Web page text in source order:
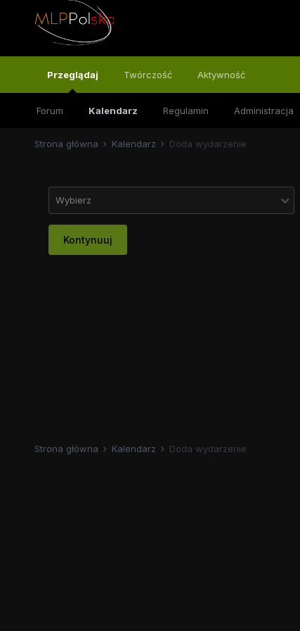
Przeglądaj
Forum Kalendarz Regulamin Administracja
Twórczość Aktywność
Strona główna Kalendarz Doda wydarzenie
Wybierz
Kontynuuj
Strona główna Kalendarz Doda wydarzenie